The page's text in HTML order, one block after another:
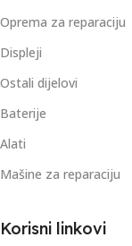
Oprema za reparaciju
Displeji
Ostali dijelovi
Baterije
Alati
Mašine za reparaciju
Korisni linkovi